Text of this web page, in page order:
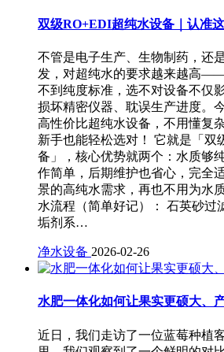
双级RO+EDI超纯水设备｜认准
不管是电子生产、生物制药，还
发，对超纯水的要求越来越高
不到纯度标准，选不对设备不仅
损坏精密仪器、耽误生产进度。
高性价比超纯水设备，不用懂复
新手也能轻松选对！ 它就是「双
备」，核心优势就两个：水质够
作简单，后期维护也省心，完全
景的高纯水需求，再也不用为水
水流程（简单好记）： 石英砂
垢剂系…
净水设备 2026-02-26
水肥一体化如何让果实更硕大、
近日，我们走访了一位蓝莓种植